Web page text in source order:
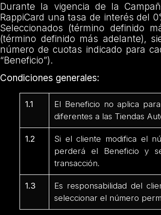
Durante la vigencia de la
RappiCard una tasa de interés del
Seleccionados (término definido
(término definido más adelante),
número de cuotas indicado para
“Beneficio”).
Condiciones generales:
1.1
El Beneficio no aplica
diferentes a las Tiendas
1.2
Si el cliente modifica el
perderá el Beneficio y
transacción.
1.3
Es responsabilidad del
seleccionar el número